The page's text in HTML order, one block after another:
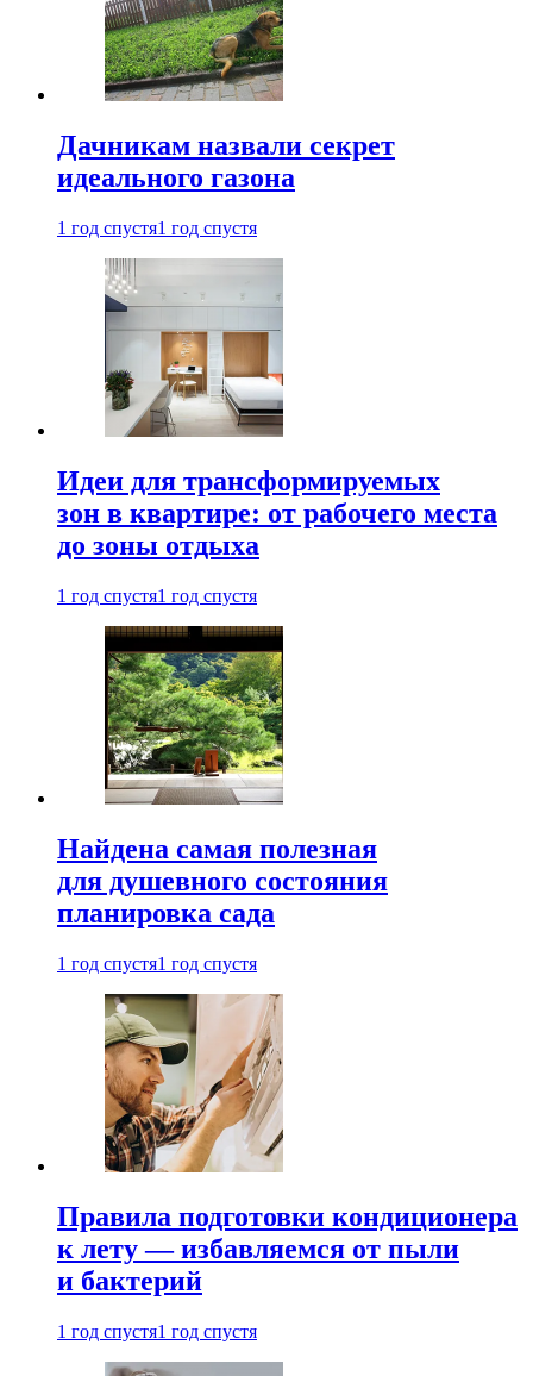
Дачникам назвали секрет
идеального газона
1 год спустя1 год спустя
Идеи для трансформируемых
зон в квартире: от рабочего места
до зоны отдыха
1 год спустя1 год спустя
Найдена самая полезная
для душевного состояния
планировка сада
1 год спустя1 год спустя
Правила подготовки кондиционера
к лету — избавляемся от пыли
и бактерий
1 год спустя1 год спустя